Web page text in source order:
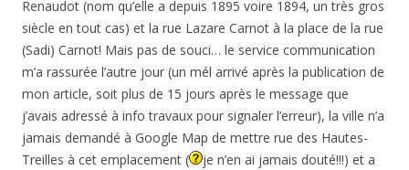
Renaudot (nom qu’elle a depuis 1895 voire 1894, un très gros
siècle en tout cas) et la rue Lazare Carnot à la place de la rue
(Sadi) Carnot! Mais pas de souci… le service communication
m’a rassurée l’autre jour (un mél arrivé après la publication de
mon article, soit plus de 15 jours après le message que
j’avais adressé à info travaux pour signaler l’erreur), la ville n’a
jamais demandé à Google Map de mettre rue des Hautes-
Treilles à cet emplacement (
je n’en ai jamais douté!!!) et a